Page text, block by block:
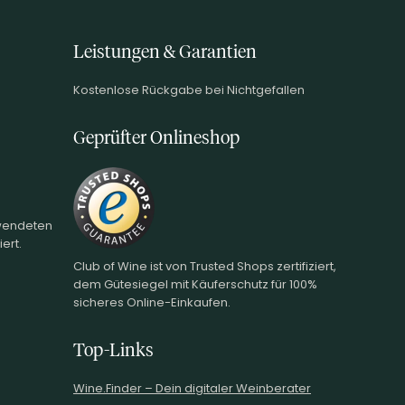
Leistungen & Garantien
Kostenlose Rückgabe bei Nichtgefallen
Geprüfter Onlineshop
Club of Wine ist von Trusted Shops zertifiziert,
dem Gütesiegel mit Käuferschutz für 100%
sicheres Online-Einkaufen.
Top-Links
Wine.Finder – Dein digitaler Weinberater